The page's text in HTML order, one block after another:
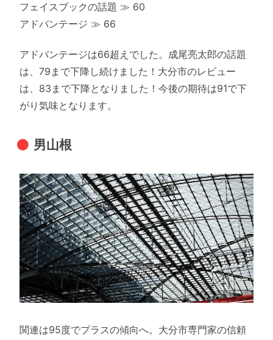
フェイスブックの話題 ≫ 60
アドバンテージ ≫ 66
アドバンテージは66超えでした。成尾亮太郎の話題
は、79まで下降し続けました！大分市のレビュー
は、83まで下降となりました！今後の期待は91で下
がり気味となります。
男山根
関連は95度でプラスの傾向へ。大分市専門家の信頼